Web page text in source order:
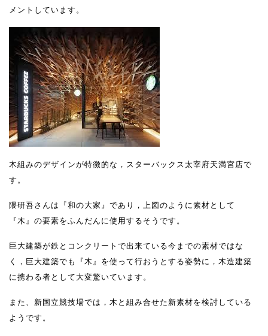
メントしています。
木組みのデザインが特徴的な，スターバックス太宰府天満宮店で
す。
隈研吾さんは『和の大家』であり，上図のように素材として
『木』の要素をふんだんに使用するそうです。
巨大建築が鉄とコンクリートで出来ている今までの素材ではな
く，巨大建築でも『木』を使って行おうとする姿勢に，木造建築
に携わる者として大変驚いています。
また、新国立競技場では，木と組み合せた新素材を検討している
ようです。